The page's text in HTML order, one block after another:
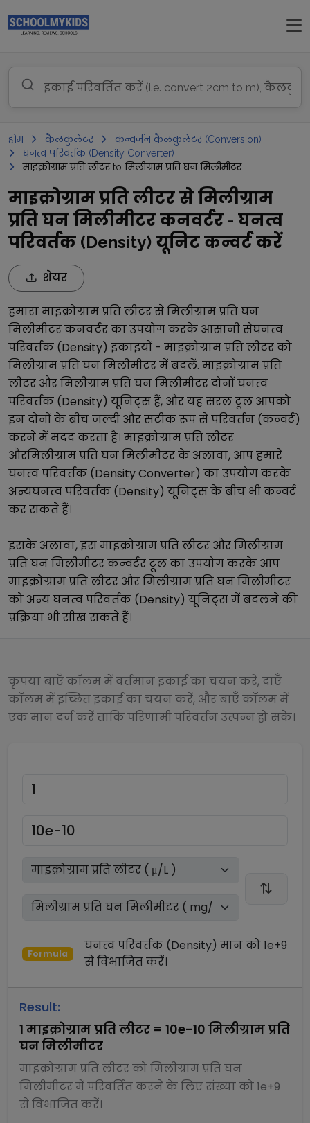
होम कैलकुलेटर
कन्वर्जन कैलकुलेटर (Conversion)
घनत्व परिवर्तक (Density Converter)
माइक्रोग्राम प्रति लीटर to मिलीग्राम प्रति घन मिलीमीटर
माइक्रोग्राम प्रति लीटर से मिलीग्राम
प्रति घन मिलीमीटर कनवर्टर - घनत्व
परिवर्तक (Density) यूनिट कन्वर्ट करें
शेयर
हमारामाइक्रोग्राम प्रति लीटरसेमिलीग्राम प्रति घन
मिलीमीटरकनवर्टर का उपयोग करके आसानी सेघनत्व
परिवर्तक (Density) इकाइयों - माइक्रोग्राम प्रति लीटरको
मिलीग्राम प्रति घन मिलीमीटरमें बदलें. माइक्रोग्राम प्रति
लीटर औरमिलीग्राम प्रति घन मिलीमीटरदोनोंघनत्व
परिवर्तक (Density) यूनिट्स हैं, और यह सरल टूल आपको
इन दोनों के बीच जल्दी और सटीक रूप से परिवर्तन (कन्वर्ट)
करने में मदद करता है। माइक्रोग्राम प्रति लीटर
औरमिलीग्राम प्रति घन मिलीमीटरके अलावा, आप हमारे
घनत्व परिवर्तक (Density Converter) का उपयोग करके
अन्यघनत्व परिवर्तक (Density) यूनिट्स के बीच भी कन्वर्ट
कर सकते हैं।
इसके अलावा, इसमाइक्रोग्राम प्रति लीटर औरमिलीग्राम
प्रति घन मिलीमीटरकन्वर्टर टूल का उपयोग करके आप
माइक्रोग्राम प्रति लीटर औरमिलीग्राम प्रति घन मिलीमीटर
को अन्यघनत्व परिवर्तक (Density) यूनिट्स में बदलने की
प्रक्रिया भी सीख सकते हैं।
कृपया बाएँ कॉलम में वर्तमान इकाई का चयन करें, दाएँ
कॉलम में इच्छित इकाई का चयन करें, और बाएँ कॉलम में
एक मान दर्ज करें ताकि परिणामी परिवर्तन उत्पन्न हो सके।
Formula
घनत्व परिवर्तक (Density) मान को1e+9
सेविभाजितकरें।
Result:
1 माइक्रोग्राम प्रति लीटर = 10e-10 मिलीग्राम प्रति
घन मिलीमीटर
माइक्रोग्राम प्रति लीटरकोमिलीग्राम प्रति घन
मिलीमीटरमें परिवर्तित करने के लिए संख्या को1e+9
सेविभाजितकरें।